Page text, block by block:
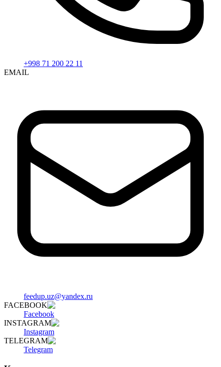
+998 71 200 22 11
EMAIL
feedup.uz@yandex.ru
FACEBOOK
Facebook
INSTAGRAM
Instagram
TELEGRAM
Telegram